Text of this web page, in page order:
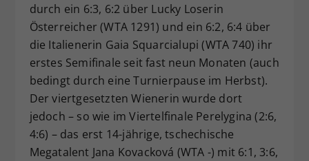
durch ein 6:3, 6:2 über Lucky Loserin
Österreicher (WTA 1291) und ein 6:2, 6:4 über
die Italienerin Gaia Squarcialupi (WTA 740) ihr
erstes Semifinale seit fast neun Monaten (auch
bedingt durch eine Turnierpause im Herbst).
Der viertgesetzten Wienerin wurde dort
jedoch – so wie im Viertelfinale Perelygina (2:6,
4:6) – das erst 14-jährige, tschechische
Megatalent Jana Kovacková (WTA -) mit 6:1, 3:6,